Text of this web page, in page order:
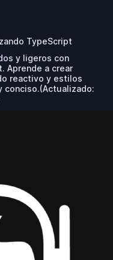
TypeScript
y ligeros con
Aprende a crear
reactivo y estilos
conciso.(Actualizado: